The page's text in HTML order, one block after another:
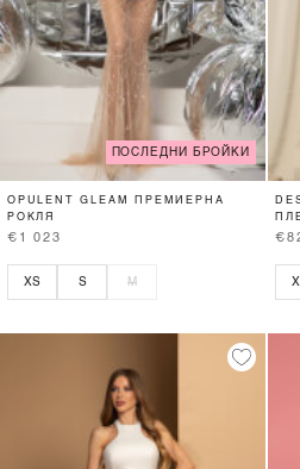
ПОСЛЕДНИ БРОЙКИ
OPULENT GLEAM ПРЕМИЕРНА
РОКЛЯ
€1 023
XS S M